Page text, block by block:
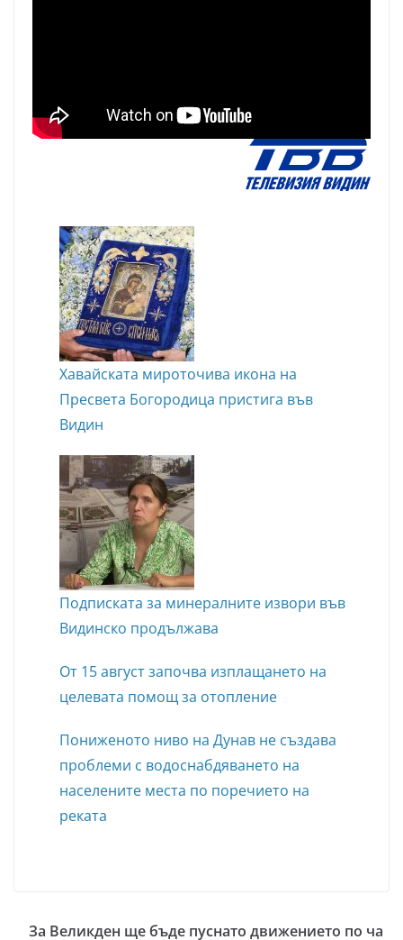
Хавайската мироточива икона на
Пресвета Богородица пристига във
Видин
Подписката за минералните извори във
Видинско продължава
От 15 август започва изплащането на
целевата помощ за отопление
Пониженото ниво на Дунав не създава
проблеми с водоснабдяването на
населените места по поречието на
реката
За Великден ще бъде пуснато движението по ча